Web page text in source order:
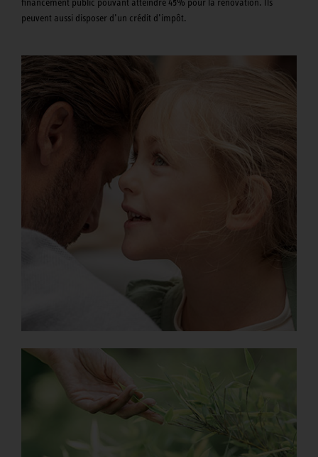
peuvent aussi disposer d’un crédit d’impôt.